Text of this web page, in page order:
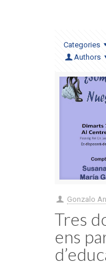
Categories
Authors
Gonzalo
Tres
ens